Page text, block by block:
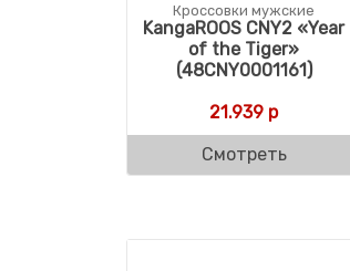
Кроссовки мужские
KangaROOS CNY2 «Year
of the Tiger»
(48CNY0001161)
21.939 р
Смотреть